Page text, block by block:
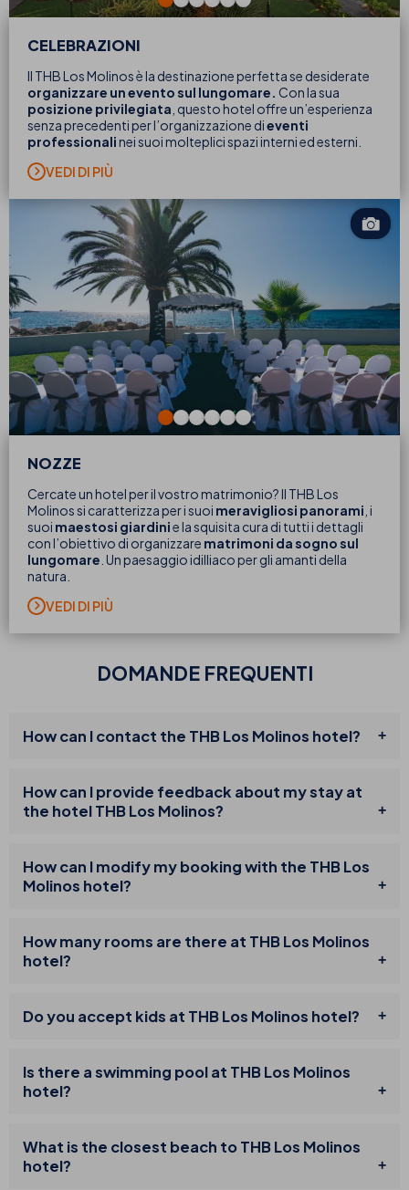
CELEBRAZIONI
Il THB Los Molinos è la destinazione perfetta se desiderate
organizzare un evento sul lungomare. Con la sua
posizione privilegiata , questo hotel offre un’esperienza
senza precedenti per l’organizzazione dieventi
professionalinei suoi molteplici spazi interni ed esterni.
VEDI DI PIÙ
NOZZE
Cercate un hotel per il vostro matrimonio? Il THB Los
Molinos si caratterizza per i suoi meravigliosi panorami , i
suoi maestosi giardinie la squisita cura di tutti i dettagli
con l’obiettivo di organizzare matrimoni da sogno sul
lungomare . Un paesaggio idilliaco per gli amanti della
natura.
VEDI DI PIÙ
DOMANDE FREQUENTI
How can I contact the THB Los Molinos hotel?
How can I provide feedback about my stay at
the hotel THB Los Molinos?
How can I modify my booking with the THB Los
Molinos hotel?
How many rooms are there at THB Los Molinos
hotel?
Do you accept kids at THB Los Molinos hotel?
Is there a swimming pool at THB Los Molinos
hotel?
What is the closest beach to THB Los Molinos
hotel?